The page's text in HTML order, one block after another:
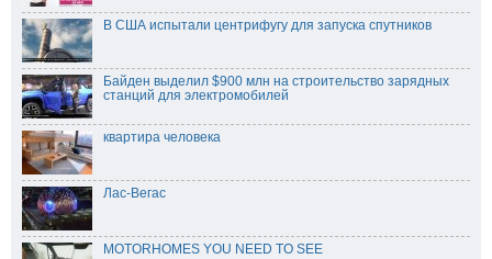
В США испытали центрифугу для запуска спутников
Байден выделил $900 млн на строительство зарядных
станций для электромобилей
квартира человека
Лас-Вегас
MOTORHOMES YOU NEED TO SEE